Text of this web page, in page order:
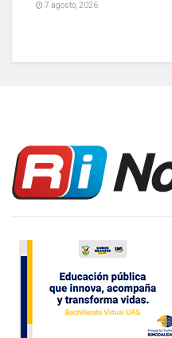
7 agosto, 2026